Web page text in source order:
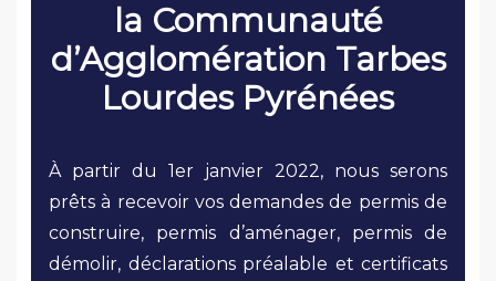
la Communauté
d’Agglomération Tarbes
Lourdes Pyrénées
À partir du 1er janvier 2022, nous serons
prêts à recevoir vos demandes de permis de
construire, permis d’aménager, permis de
démolir, déclarations préalable et certificats